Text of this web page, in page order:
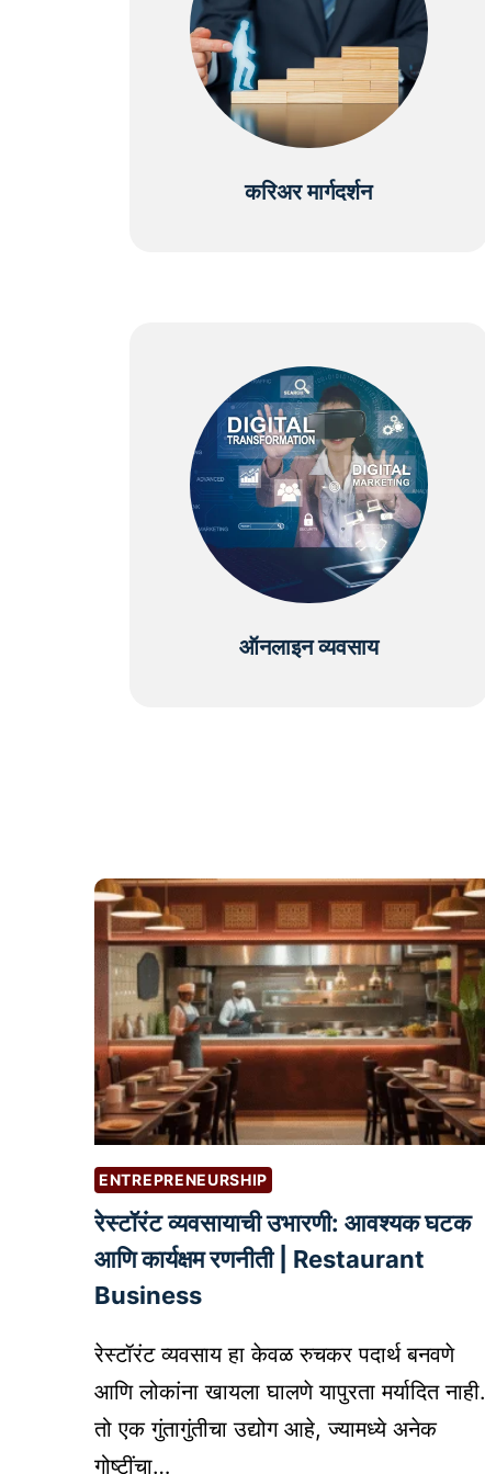
करिअर मार्गदर्शन
ऑनलाइन व्यवसाय
ENTREPRENEURSHIP
रेस्टॉरंट व्यवसायाची उभारणी: आवश्यक घटक
आणि कार्यक्षम रणनीती | Restaurant
Business
रेस्टॉरंट व्यवसाय हा केवळ रुचकर पदार्थ बनवणे
आणि लोकांना खायला घालणे यापुरता मर्यादित नाही.
तो एक गुंतागुंतीचा उद्योग आहे, ज्यामध्ये अनेक
गोष्टींचा…